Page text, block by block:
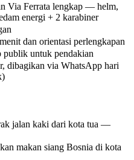
Via Ferrata lengkap — helm,
energi + 2 karabiner
dan orientasi perlengkapan
publik untuk pendakian
dibagikan via WhatsApp hari
jalan kaki dari kota tua —
makan siang Bosnia di kota